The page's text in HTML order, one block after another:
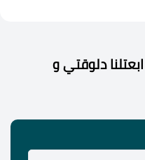
دلوقتي و